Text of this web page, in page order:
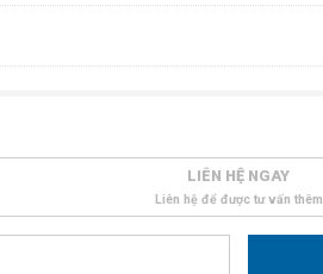
LIÊN HỆ NGAY
Liên hệ để được tư vấn thêm